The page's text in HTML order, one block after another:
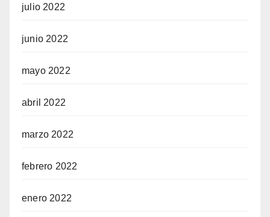
julio 2022
junio 2022
mayo 2022
abril 2022
marzo 2022
febrero 2022
enero 2022